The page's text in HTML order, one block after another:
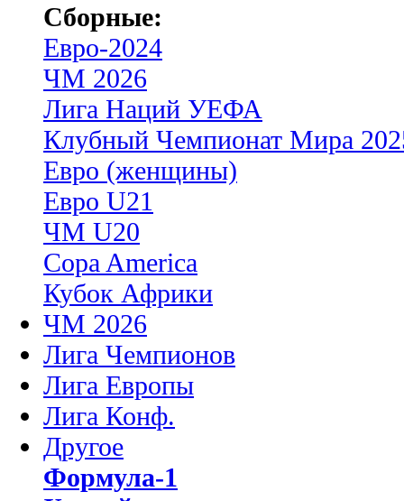
Сборные:
Евро-2024
ЧМ 2026
Лига Наций УЕФА
Клубный Чемпионат Мира
Евро (женщины)
Евро U21
ЧМ U20
Copa America
Кубок Африки
ЧМ 2026
Лига Чемпионов
Лига Европы
Лига Конф.
Другое
Формула-1